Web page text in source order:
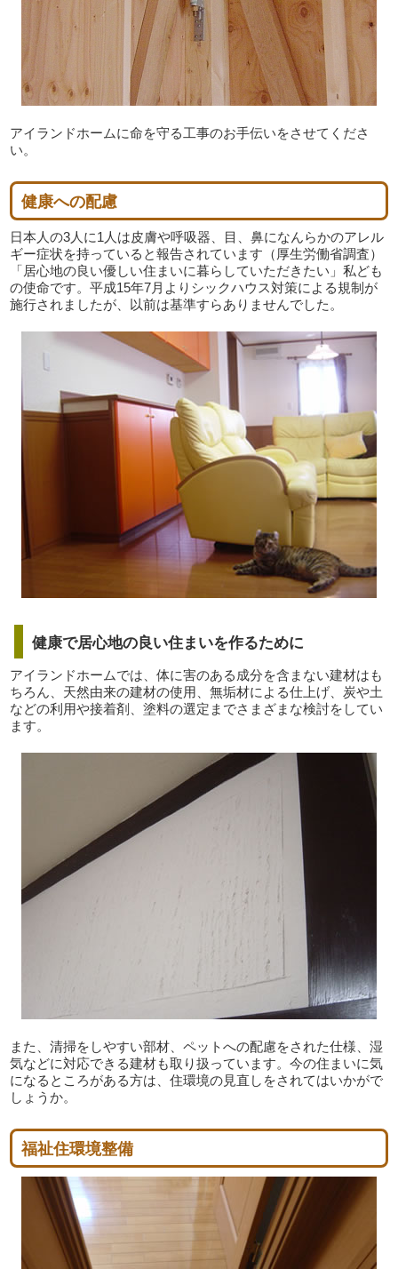
アイランドホームに命を守る工事のお手伝いをさせてくださ
い。
健康への配慮
日本人の3人に1人は皮膚や呼吸器、目、鼻になんらかのアレル
ギー症状を持っていると報告されています（厚生労働省調査）
「居心地の良い優しい住まいに暮らしていただきたい」私ども
の使命です。平成15年7月よりシックハウス対策による規制が
施行されましたが、以前は基準すらありませんでした。
健康で居心地の良い住まいを作るために
アイランドホームでは、体に害のある成分を含まない建材はも
ちろん、天然由来の建材の使用、無垢材による仕上げ、炭や土
などの利用や接着剤、塗料の選定までさまざまな検討をしてい
ます。
また、清掃をしやすい部材、ペットへの配慮をされた仕様、湿
気などに対応できる建材も取り扱っています。今の住まいに気
になるところがある方は、住環境の見直しをされてはいかがで
しょうか。
福祉住環境整備